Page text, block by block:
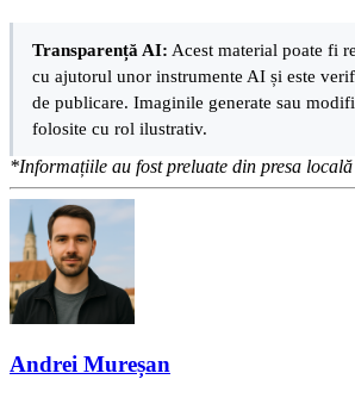
Transparență AI: Acest material poate fi
cu ajutorul unor instrumente AI și este
de publicare. Imaginile generate sau
folosite cu rol ilustrativ.
*Informațiile au fost preluate din presa
Andrei Mureșan